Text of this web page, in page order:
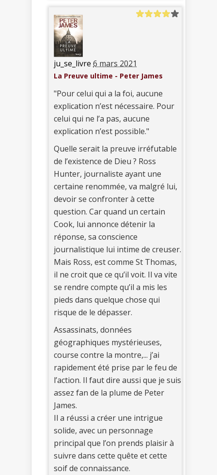
ju_se_livre 6 mars 2021
La Preuve ultime - Peter James
"Pour celui qui a la foi, aucune
explication n’est nécessaire. Pour
celui qui ne l’a pas, aucune
explication n’est possible."
Quelle serait la preuve irréfutable
de l’existence de Dieu ? Ross
Hunter, journaliste ayant une
certaine renommée, va malgré lui,
devoir se confronter à cette
question. Car quand un certain
Cook, lui annonce détenir la
réponse, sa conscience
journalistique lui intime de creuser.
Mais Ross, est comme St Thomas,
il ne croit que ce qu’il voit. Il va vite
se rendre compte qu’il a mis les
pieds dans quelque chose qui
risque de le dépasser.
Assassinats, données
géographiques mystérieuses,
course contre la montre,... j’ai
rapidement été prise par le feu de
l’action. Il faut dire aussi que je suis
assez fan de la plume de Peter
James.
Il a réussi a créer une intrigue
solide, avec un personnage
principal que l’on prends plaisir à
suivre dans cette quête et cette
soif de connaissance.